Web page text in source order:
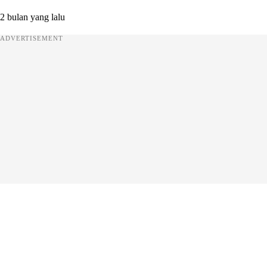
2 bulan yang lalu
ADVERTISEMENT